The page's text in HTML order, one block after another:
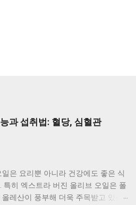
과 섭취법: 혈당, 심혈관
일은 요리뿐 아니라 건강에도 좋은 식
특히 엑스트라 버진 올리브 오일은 폴
올레산이 풍부해 더욱 주목받고 있죠.